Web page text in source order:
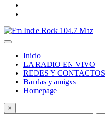
Inicio
LA RADIO EN VIVO
REDES Y CONTACTOS
Bandas y amigxs
Homepage
×